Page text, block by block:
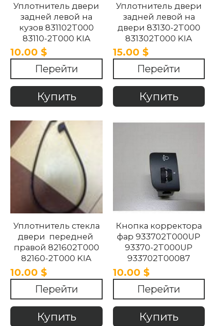
Уплотнитель двери
задней левой на
кузов 831102T000
83110-2T000 KIA
OPTIMA 2010-2015.
10.00 $
Перейти
Купить
Уплотнитель двери
задней левой на
двери 83130-2T000
831302T000 KIA
OPTIMA 2010-2015
15.00 $
Перейти
Купить
Уплотнитель стекла
двери передней
правой 821602T000
82160-2T000 KIA
OPTIMA 2010-2015.
10.00 $
Перейти
Купить
Кнопка корректора
фар 933702T000UP
93370-2T000UP
933702T00087
93370-2T00087 KIA
OPTIMA 2011-2018
10.00 $
Перейти
Купить